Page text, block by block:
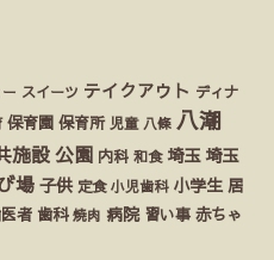
スイーツ テイクアウト ディナ
保育園 保育所 児童 八條 八潮
施設 公園 内科 和食 埼玉 埼玉
場 子供 定食 小児歯科 小学生 居
者 歯科 焼肉 病院 習い事 赤ちゃ